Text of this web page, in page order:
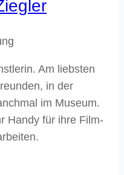
Am liebsten
in der
im Museum.
Handy für ihre Film-